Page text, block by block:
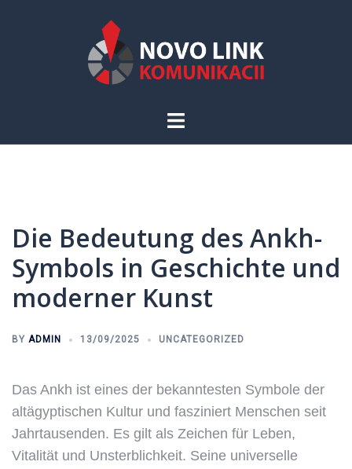
Toggle
Die Bedeutung des Ankh-
Symbols in Geschichte und
moderner Kunst
BY ADMIN 13/09/2025 UNCATEGORIZED
Das Ankh ist eines der bekanntesten Symbole der
altägyptischen Kultur und fasziniert Menschen seit
Jahrtausenden. Es gilt als Zeichen für Leben,
Vitalität und Unsterblichkeit. Seine universelle